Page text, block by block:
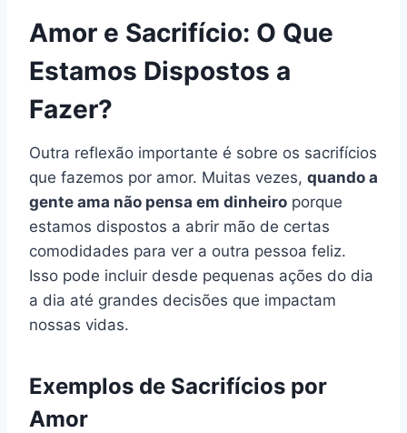
Amor e Sacrifício: O Que
Estamos Dispostos a
Fazer?
Outra reflexão importante é sobre os sacrifícios
que fazemos por amor. Muitas vezes, quando a
gente ama não pensa em dinheiro porque
estamos dispostos a abrir mão de certas
comodidades para ver a outra pessoa feliz.
Isso pode incluir desde pequenas ações do dia
a dia até grandes decisões que impactam
nossas vidas.
Exemplos de Sacrifícios por
Amor